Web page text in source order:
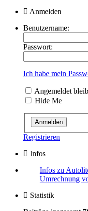
Anmelden
Benutzername:
Passwort:
Ich habe mein
Angemeldet
Hide Me
Registrieren
Infos
Infos zu
Umrechnung
Statistik